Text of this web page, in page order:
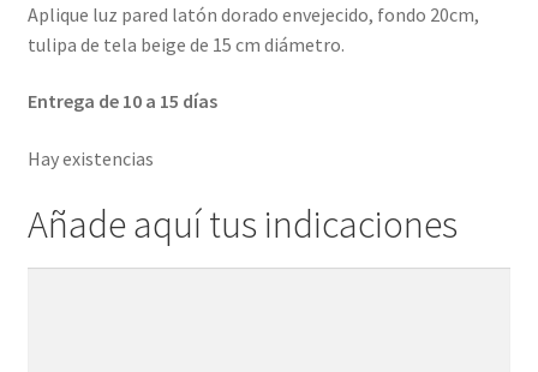
Decoración, cuadros y espejos
Iluminación, lamparas y apliques
Muebles
Detalles ceremonia, regalo publicitario, promocional
Aplique luz pared latón dorado envejecido, fondo 20cm,
tulipa de tela beige de 15 cm diámetro.
Entrega de 10 a 15 días
Hay existencias
Añade aquí tus indicaciones